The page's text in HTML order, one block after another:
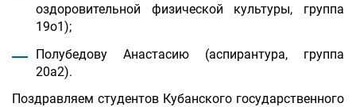
оздоровительной физической культуры, группа
19о1);
Полубедову Анастасию (аспирантура, группа
20а2).
Поздравляем студентов Кубанского государственного